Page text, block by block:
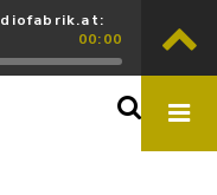
00:00